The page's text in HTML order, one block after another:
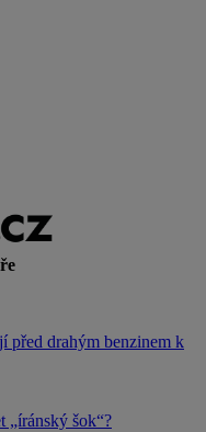
před drahým benzinem k
„íránský šok“?